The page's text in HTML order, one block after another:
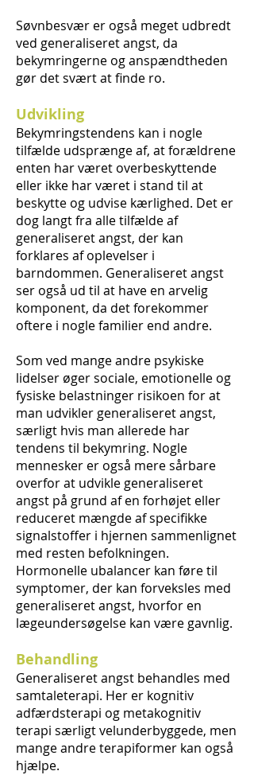
Søvnbesvær er også meget udbredt
ved generaliseret angst, da
bekymringerne og anspændtheden
gør det svært at finde ro.
Udvikling
Bekymringstendens kan i nogle
tilfælde udsprænge af, at forældrene
enten har været overbeskyttende
eller ikke har været i stand til at
beskytte og udvise kærlighed. Det er
dog langt fra alle tilfælde af
generaliseret angst, der kan
forklares af oplevelser i
barndommen. Generaliseret angst
ser også ud til at have en arvelig
komponent, da det forekommer
oftere i nogle familier end andre.
Som ved mange andre psykiske
lidelser øger sociale, emotionelle og
fysiske belastninger risikoen for at
man udvikler generaliseret angst,
særligt hvis man allerede har
tendens til bekymring. Nogle
mennesker er også mere sårbare
overfor at udvikle generaliseret
angst på grund af en forhøjet eller
reduceret mængde af specifikke
signalstoffer i hjernen sammenlignet
med resten befolkningen.
Hormonelle ubalancer kan føre til
symptomer, der kan forveksles med
generaliseret angst, hvorfor en
lægeundersøgelse kan være gavnlig.
Behandling
Generaliseret angst behandles med
samtaleterapi. Her er kognitiv
adfærdsterapi og metakognitiv
terapi særligt velunderbyggede, men
mange andre terapiformer kan også
hjælpe.